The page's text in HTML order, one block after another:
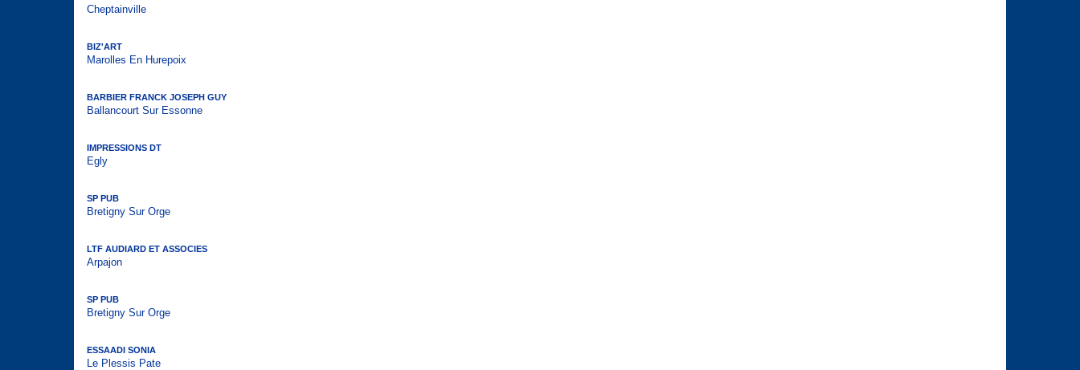
Cheptainville
BIZ'ART
Marolles En Hurepoix
BARBIER FRANCK JOSEPH GUY
Ballancourt Sur Essonne
IMPRESSIONS DT
Egly
SP PUB
Bretigny Sur Orge
LTF AUDIARD ET ASSOCIES
Arpajon
SP PUB
Bretigny Sur Orge
ESSAADI SONIA
Le Plessis Pate